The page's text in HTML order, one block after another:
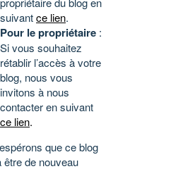
suivantce lien.
Pour le propriétaire :
Si vous souhaitez
rétablir l’accès à votre
blog, nous vous
invitons à nous
contacter en suivant
ce lien.
que ce blog
être de nouveau